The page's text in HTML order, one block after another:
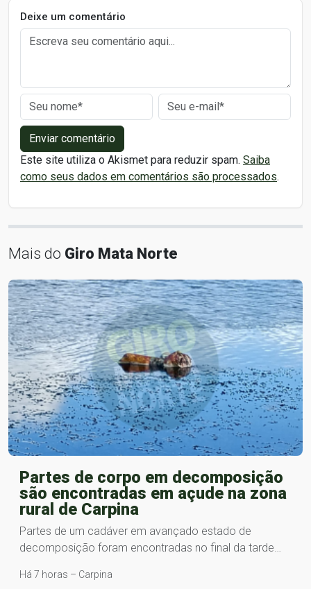
Deixe um comentário
Enviar comentário
Este site utiliza o Akismet para reduzir spam. Saiba
como seus dados em comentários são processados.
Mais do Giro Mata Norte
Partes de corpo em decomposição
são encontradas em açude na zona
rural de Carpina
Partes de um cadáver em avançado estado de
decomposição foram encontradas no final da tarde…
Há 7 horas – Carpina